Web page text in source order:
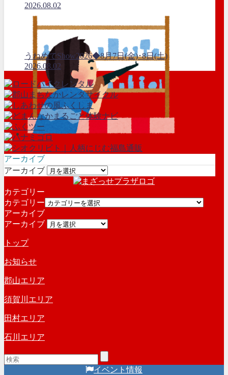
2026.08.02
うねめでShow2026◆8月7日(金)･8日(土)
2026.08.02
アーカイブ
アーカイブ
カテゴリー
カテゴリー
アーカイブ
アーカイブ
トップ
お知らせ
郡山エリア
須賀川エリア
田村エリア
石川エリア
イベント情報